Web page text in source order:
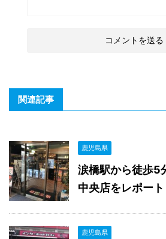
関連記事
鹿児島県
涙橋駅から徒歩5
中央店をレポート
鹿児島県